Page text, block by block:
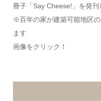
冊子「Say Cheese!」を発刊
※百年の家が建築可能地区
ます
画像をクリック！